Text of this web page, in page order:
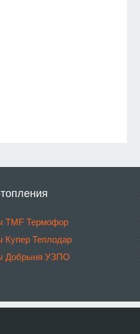
TMF Термофор
Купер Теплодар
Добрыня УЗПО